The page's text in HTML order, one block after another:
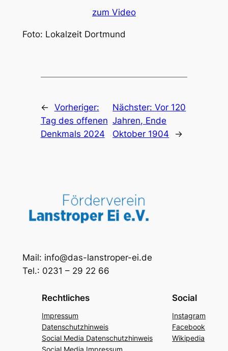
zum Video
Foto: Lokalzeit Dortmund
← Vorheriger:
Tag des offenen
Denkmals 2024
Nächster:Vor 120
Jahren, Ende
Oktober 1904
→
Mail: info@das-lanstroper-ei.de
Tel.: 0231 – 29 22 66
Rechtliches
Impressum
Datenschutzhinweis
Social Media Datenschutzhinweis
Social
Instagram
Facebook
Wikipedia